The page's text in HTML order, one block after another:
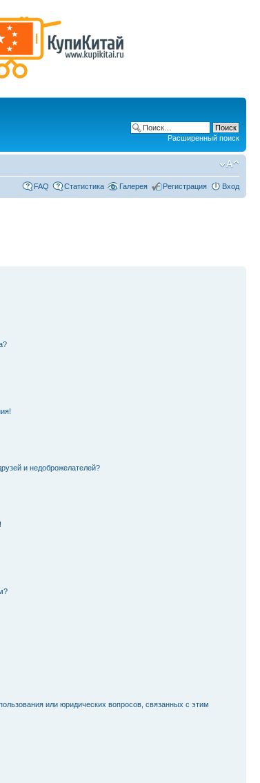
Расширенный поиск
FAQ Статистика Галерея Регистрация Вход
и недоброжелателей?
или юридических вопросов, связанных с этим